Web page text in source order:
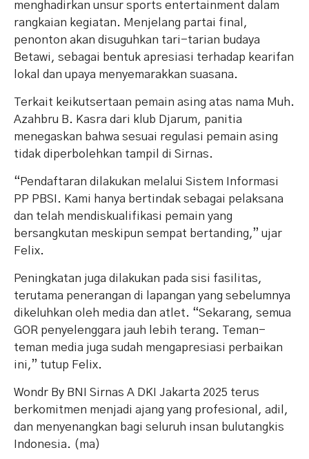
menghadirkan unsur sports entertainment dalam
rangkaian kegiatan. Menjelang partai final,
penonton akan disuguhkan tari-tarian budaya
Betawi, sebagai bentuk apresiasi terhadap kearifan
lokal dan upaya menyemarakkan suasana.
Terkait keikutsertaan pemain asing atas nama Muh.
Azahbru B. Kasra dari klub Djarum, panitia
menegaskan bahwa sesuai regulasi pemain asing
tidak diperbolehkan tampil di Sirnas.
“Pendaftaran dilakukan melalui Sistem Informasi
PP PBSI. Kami hanya bertindak sebagai pelaksana
dan telah mendiskualifikasi pemain yang
bersangkutan meskipun sempat bertanding,” ujar
Felix.
Peningkatan juga dilakukan pada sisi fasilitas,
terutama penerangan di lapangan yang sebelumnya
dikeluhkan oleh media dan atlet. “Sekarang, semua
GOR penyelenggara jauh lebih terang. Teman-
teman media juga sudah mengapresiasi perbaikan
ini,” tutup Felix.
Wondr By BNI Sirnas A DKI Jakarta 2025 terus
berkomitmen menjadi ajang yang profesional, adil,
dan menyenangkan bagi seluruh insan bulutangkis
Indonesia. (ma)